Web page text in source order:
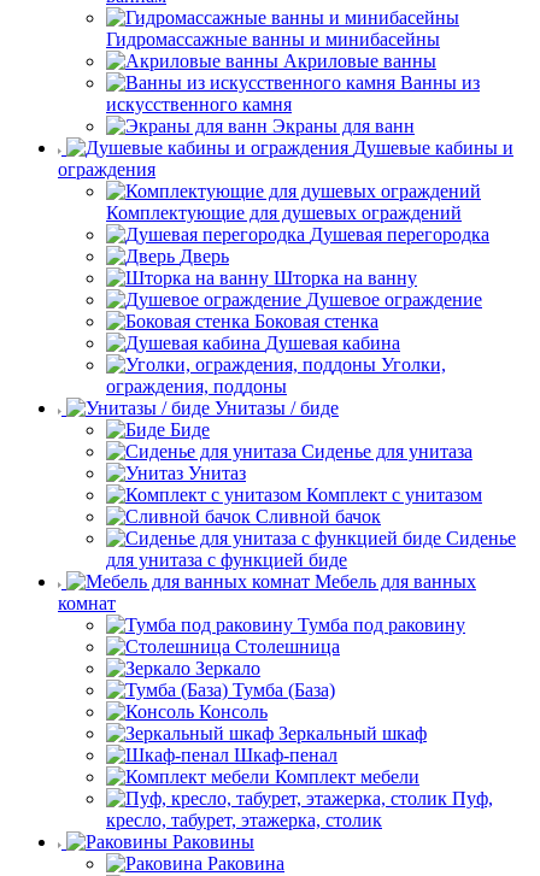
Гидромассажные ванны и минибасейны
Акриловые ванны
Ванны из
искусственного камня
Экраны для ванн
Душевые кабины и
ограждения
Комплектующие для душевых ограждений
Душевая перегородка
Дверь
Шторка на ванну
Душевое ограждение
Боковая стенка
Душевая кабина
Уголки,
ограждения, поддоны
Унитазы / биде
Биде
Сиденье для унитаза
Унитаз
Комплект с унитазом
Сливной бачок
Сиденье
для унитаза с функцией биде
Мебель для ванных
комнат
Тумба под раковину
Столешница
Зеркало
Тумба (База)
Консоль
Зеркальный шкаф
Шкаф-пенал
Комплект мебели
Пуф,
кресло, табурет, этажерка, столик
Раковины
Раковина